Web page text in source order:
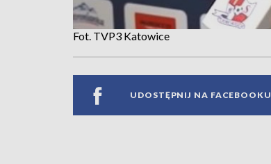
Fot. TVP3 Katowice
UDOSTĘPNIJ NA FACEBOOKU